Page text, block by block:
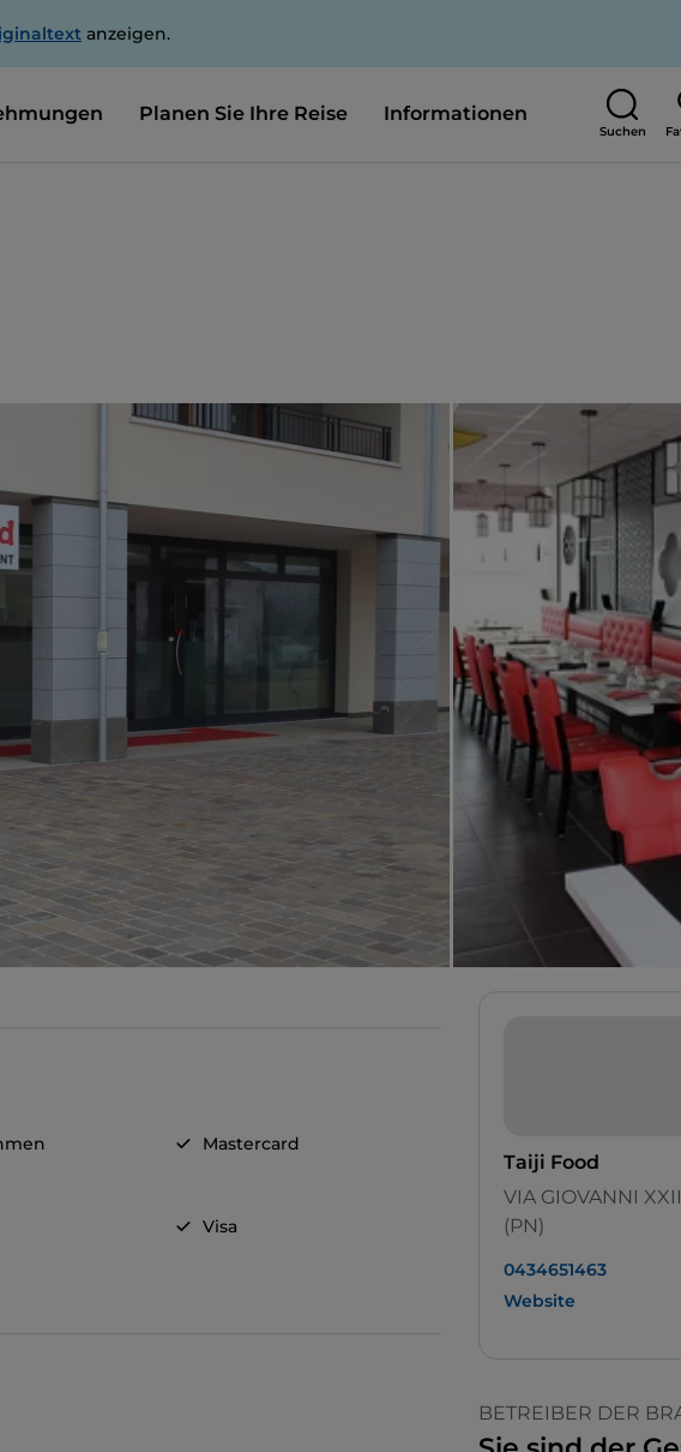
anzeigen.
Planen Sie Ihre Reise Informationen
Suchen
Mastercard
Visa
Taiji Food
VIA GIOVANNI
(PN)
0434651463
Website
BETREIBER DER